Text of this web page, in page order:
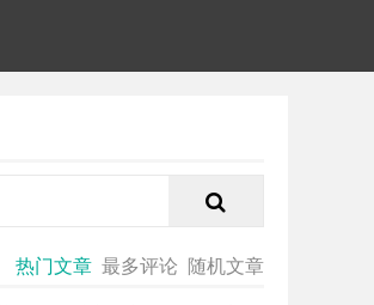
热门文章 最多评论 随机文章